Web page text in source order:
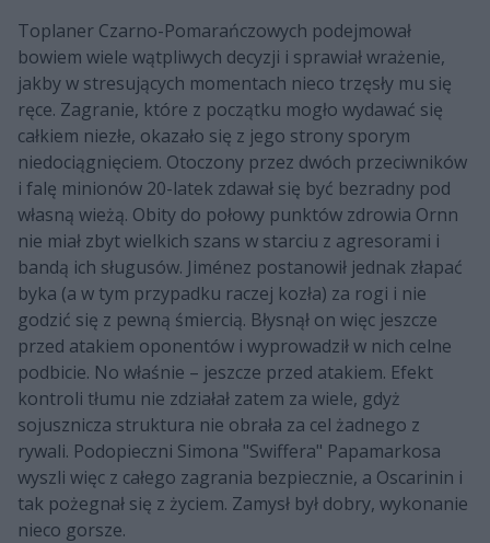
Toplaner Czarno-Pomarańczowych podejmował
bowiem wiele wątpliwych decyzji i sprawiał wrażenie,
jakby w stresujących momentach nieco trzęsły mu się
ręce. Zagranie, które z początku mogło wydawać się
całkiem niezłe, okazało się z jego strony sporym
niedociągnięciem. Otoczony przez dwóch przeciwników
i falę minionów 20-latek zdawał się być bezradny pod
własną wieżą. Obity do połowy punktów zdrowia Ornn
nie miał zbyt wielkich szans w starciu z agresorami i
bandą ich sługusów. Jiménez postanowił jednak złapać
byka (a w tym przypadku raczej kozła) za rogi i nie
godzić się z pewną śmiercią. Błysnął on więc jeszcze
przed atakiem oponentów i wyprowadził w nich celne
podbicie. No właśnie – jeszcze przed atakiem. Efekt
kontroli tłumu nie zdziałał zatem za wiele, gdyż
sojusznicza struktura nie obrała za cel żadnego z
rywali. Podopieczni Simona "Swiffera" Papamarkosa
wyszli więc z całego zagrania bezpiecznie, a Oscarinin i
tak pożegnał się z życiem. Zamysł był dobry, wykonanie
nieco gorsze.